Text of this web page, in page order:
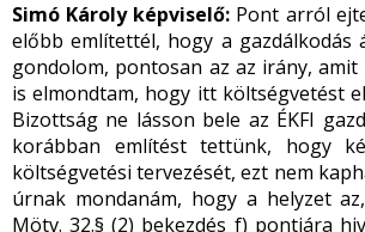
Simó Károly képviselő: Pont arról
előbb említettél, hogy a gazdálkodás
gondolom, pontosan az az irány,
is elmondtam, hogy itt költségvetést
Bizottság ne lásson bele az ÉKFI
korábban említést tettünk, hogy
költségvetési tervezését, ezt nem
úrnak mondanám, hogy a helyzet
Mötv. 32.§ (2) bekezdés f) pontjára